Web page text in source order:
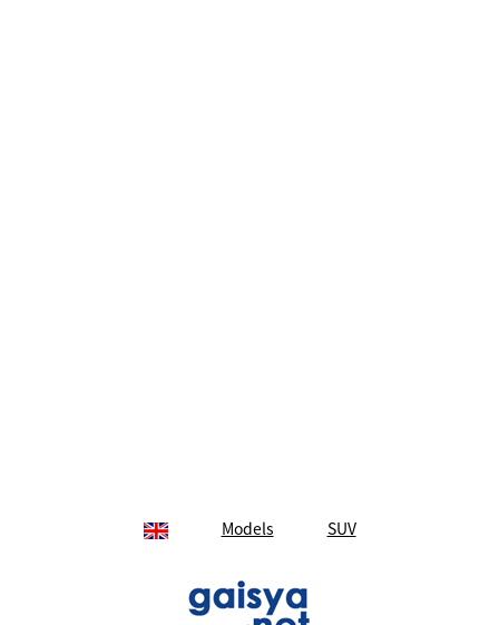
Models SUV